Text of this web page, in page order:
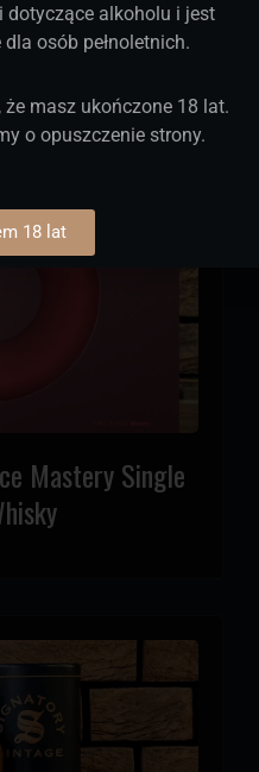
Malt Whisky
Mastery Single
dotyczące alkoholu i jest
osób pełnoletnich.
masz ukończone 18 lat.
o opuszczenie strony.
18 lat